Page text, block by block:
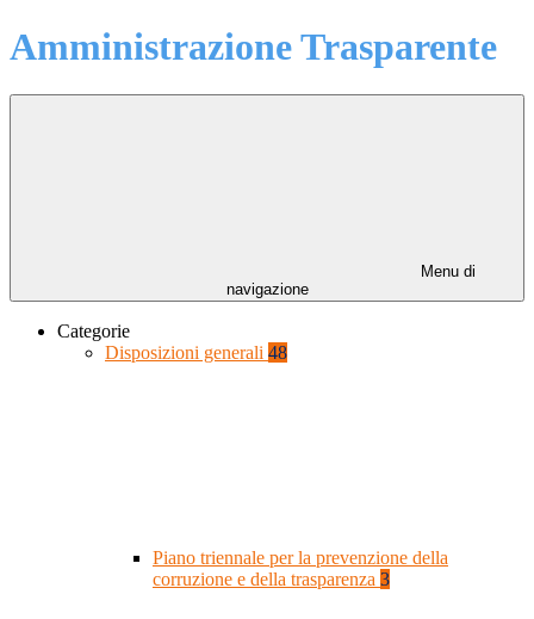
Amministrazione Trasparente
Menu di
navigazione
Categorie
Disposizioni generali 48
Piano triennale per la prevenzione della
corruzione e della trasparenza 3